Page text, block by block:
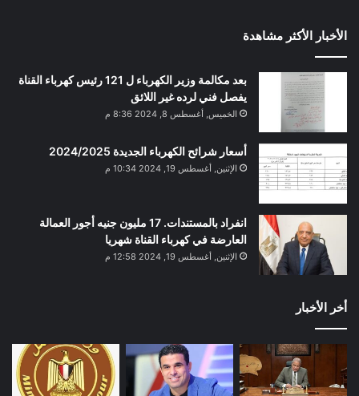
الأخبار الأكثر مشاهدة
بعد مكالمة وزير الكهرباء ل 121 رئيس كهرباء القناة
يفصل فني لرده غير اللائق
الخميس, أغسطس 8, 2024 8:36 م
أسعار شرائح الكهرباء الجديدة 2024/2025
الإثنين, أغسطس 19, 2024 10:34 م
انفراد بالمستندات. 17 مليون جنيه أجور العمالة
العارضة في كهرباء القناة شهريا
الإثنين, أغسطس 19, 2024 12:58 م
أخر الأخبار